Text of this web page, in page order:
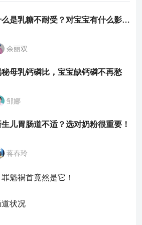
什么是乳糖不耐受？对宝宝有什么影响？
余丽双
秘母乳钙磷比，宝宝缺钙磷不再愁
邹娜
生儿胃肠道不适？选对奶粉很重要！
蒋春玲
魁祸首竟然是它！
状况